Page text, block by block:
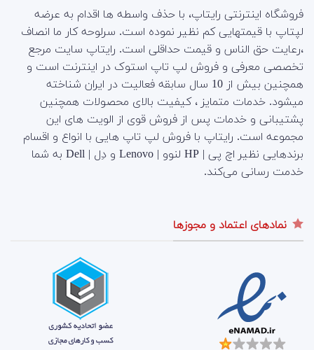
فروشگاه اینترنتی رایتاپ، با حذف واسطه ها اقدام به عرضه
لپتاپ با قیمتهایی کم نظیر نموده است. سرلوحه کار ما انصاف
،رعایت حق الناس و قیمت حداقلی است. رایتاپ سایت مرجع
تخصصی معرفی و فروش لپ تاپ استوک در اینترنت است و
همچنین بیش از 10 سال سابقه فعالیت در ایران شناخته
میشود. خدمات متمایز ، کیفیت بالای محصولات همچنین
پشتیبانی و خدمات پس از فروش قوی از الویت های این
مجموعه است. رایتاپ با فروش لپ تاپ هایی با انواع و اقسام
برندهایی نظیر اچ پی | HP لنوو | Lenovo و دِل | Dell به شما
خدمت رسانی می‌کند.
نمادهای اعتماد و مجوزها